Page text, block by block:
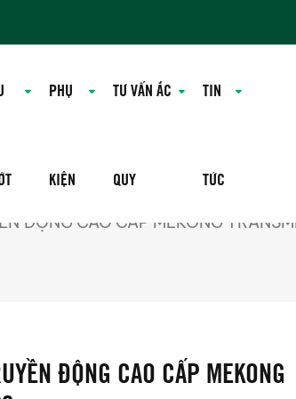
PHỤ
KIỆN
TƯ VẤN ẮC
QUY
TIN
TỨC
ĐỘNG CAO CẤP MEKONG
ĐỘNG CAO CẤP MEKONG